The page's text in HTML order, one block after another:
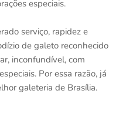
especiais.
serviço, rapidez e
de galeto reconhecido
inconfundível, com
Por essa razão, já
galeteria de Brasília.